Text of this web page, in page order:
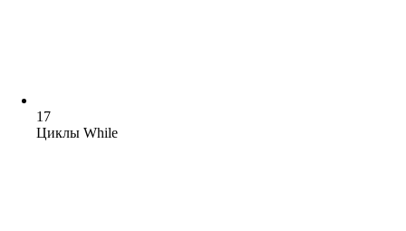
17
Циклы While